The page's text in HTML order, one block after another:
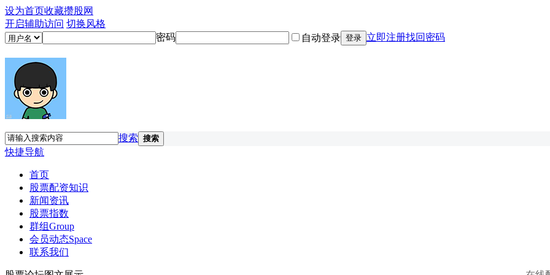
设为首页收藏攒股网
开启辅助访问 切换风格
密码
自动登录 登录 立即注册找回密码
搜索 搜索
快捷导航
首页
股票配资知识
新闻资讯
股票指数
群组Group
会员动态Space
联系我们